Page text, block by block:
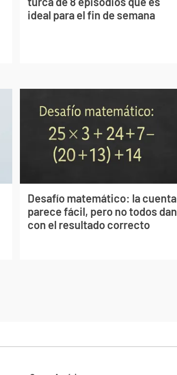
ideal para el fin de semana
Desafío matemático: la cuenta
parece fácil, pero no todos dan
con el resultado correcto